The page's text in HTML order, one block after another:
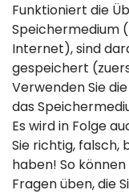
Funktioniert die
Speichermedium
Internet), sind
gespeichert
Verwenden Sie
das
Es wird in Folge
Sie richtig,
haben! So
Fragen üben, die